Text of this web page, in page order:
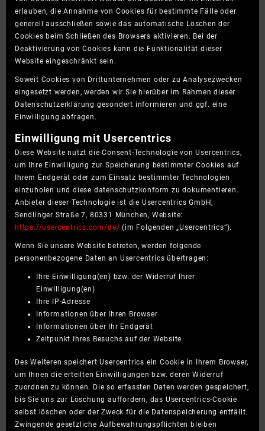
erlauben, die Annahme von Cookies für bestimmte Fälle oder
generell ausschließen sowie das automatische Löschen der
Cookies beim Schließen des Browsers aktivieren. Bei der
Deaktivierung von Cookies kann die Funktionalität dieser
Website eingeschränkt sein.
Soweit Cookies von Drittunternehmen oder zu Analysezwecken
eingesetzt werden, werden wir Sie hierüber im Rahmen dieser
Datenschutzerklärung gesondert informieren und ggf. eine
Einwilligung abfragen.
Einwilligung mit Usercentrics
Diese Website nutzt die Consent-Technologie von Usercentrics,
um Ihre Einwilligung zur Speicherung bestimmter Cookies auf
Ihrem Endgerät oder zum Einsatz bestimmter Technologien
einzuholen und diese datenschutzkonform zu dokumentieren.
Anbieter dieser Technologie ist die Usercentrics GmbH,
Sendlinger Straße 7, 80331 München, Website:
https://usercentrics.com/de/ (im Folgenden „Usercentrics“).
Wenn Sie unsere Website betreten, werden folgende
personenbezogene Daten an Usercentrics übertragen:
Ihre Einwilligung(en) bzw. der Widerruf Ihrer
Einwilligung(en)
Ihre IP-Adresse
Informationen über Ihren Browser
Informationen über Ihr Endgerät
Zeitpunkt Ihres Besuchs auf der Website
Des Weiteren speichert Usercentrics ein Cookie in Ihrem Browser,
um Ihnen die erteilten Einwilligungen bzw. deren Widerruf
zuordnen zu können. Die so erfassten Daten werden gespeichert,
bis Sie uns zur Löschung auffordern, das Usercentrics-Cookie
selbst löschen oder der Zweck für die Datenspeicherung entfällt.
Zwingende gesetzliche Aufbewahrungspflichten bleiben